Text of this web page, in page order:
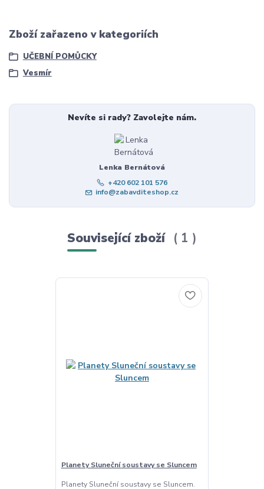
Zboží zařazeno v kategoriích
UČEBNÍ POMŮCKY
Vesmír
Nevíte si rady? Zavolejte nám.
Lenka Bernátová
+420 602 101 576
info@zabavditeshop.cz
Související zboží 1
Planety Sluneční soustavy se Sluncem
Planety Sluneční soustavy se Sluncem.